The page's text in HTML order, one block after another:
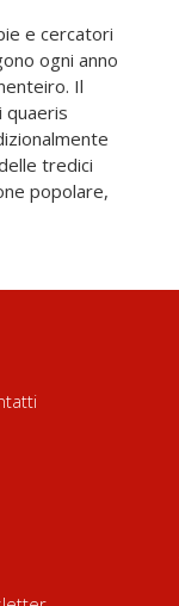
e cercatori
ogni anno
Il
quaeris
tredici
popolare,
a tappe
sfumature e
aspetto
di
di Alberto